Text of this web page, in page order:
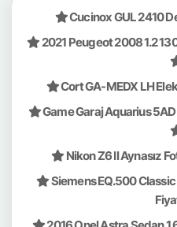
Cucinox GUL 2410
2021 Peugeot 2008 1.2
Cort GA-MEDX LH
Game Garaj Aquarius
Nikon Z6 II Aynasız
Siemens EQ.500